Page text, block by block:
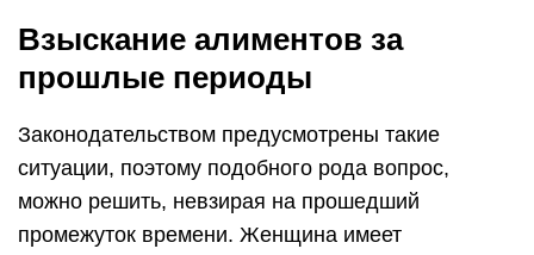
Взыскание алиментов за
прошлые периоды
Законодательством предусмотрены такие
ситуации, поэтому подобного рода вопрос,
можно решить, невзирая на прошедший
промежуток времени. Женщина имеет